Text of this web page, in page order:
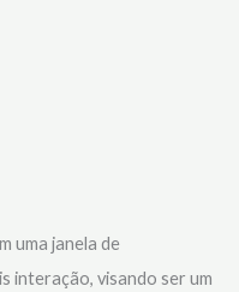
uma janela de
interação, visando ser um